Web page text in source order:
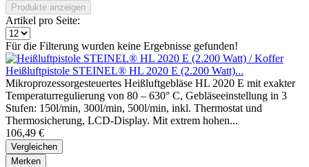
Produkte anzeigen
Artikel pro Seite:
Für die Filterung wurden keine Ergebnisse gefunden!
Heißluftpistole STEINEL® HL 2020 E (2.200 Watt)...
Mikroprozessorgesteuertes Heißluftgebläse HL 2020 E mit exakter
Temperaturregulierung von 80 – 630° C, Gebläseeinstellung in 3
Stufen: 150l/min, 300l/min, 500l/min, inkl. Thermostat und
Thermosicherung, LCD-Display. Mit extrem hohen...
106,49 €
Vergleichen
Merken